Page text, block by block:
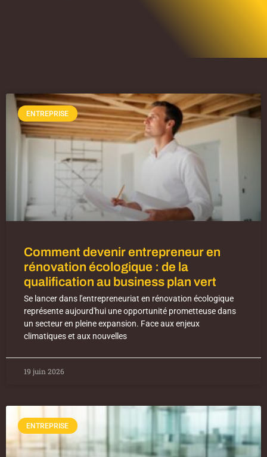
ENTREPRISE
Comment devenir entrepreneur en
rénovation écologique : de la
qualification au business plan vert
Se lancer dans l'entrepreneuriat en rénovation écologique
représente aujourd'hui une opportunité prometteuse dans
un secteur en pleine expansion. Face aux enjeux
climatiques et aux nouvelles
19 juin 2026
ENTREPRISE